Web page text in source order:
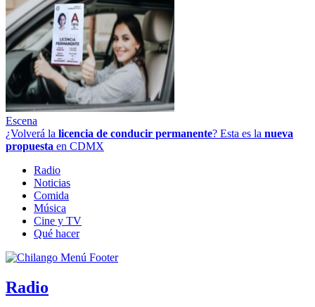
Escena
¿Volverá la licencia de conducir permanente? Esta es la nueva
propuesta en CDMX
Radio
Noticias
Comida
Música
Cine y TV
Qué hacer
Radio